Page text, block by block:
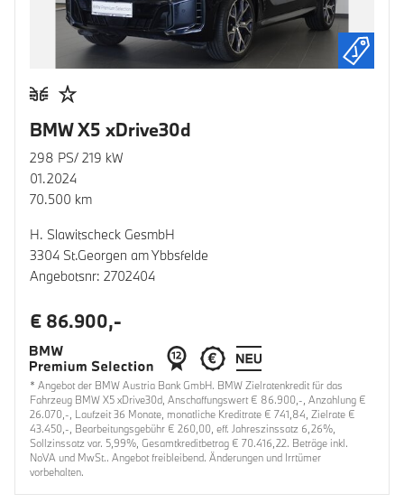
BMW X5 xDrive30d
298 PS/ 219 kW
01.2024
70.500 km
H. Slawitscheck GesmbH
3304 St.Georgen am Ybbsfelde
Angebotsnr: 2702404
€ 86.900,-
* Angebot der BMW Austria Bank GmbH. BMW Zielratenkredit für das
Fahrzeug BMW X5 xDrive30d, Anschaffungswert € 86.900,-, Anzahlung €
26.070,-, Laufzeit 36 Monate, monatliche Kreditrate € 741,84, Zielrate €
43.450,-, Bearbeitungsgebühr € 260,00, eff. Jahreszinssatz 6,26%,
Sollzinssatz var. 5,99%, Gesamtkreditbetrag € 70.416,22. Beträge inkl.
NoVA und MwSt.. Angebot freibleibend. Änderungen und Irrtümer
vorbehalten.